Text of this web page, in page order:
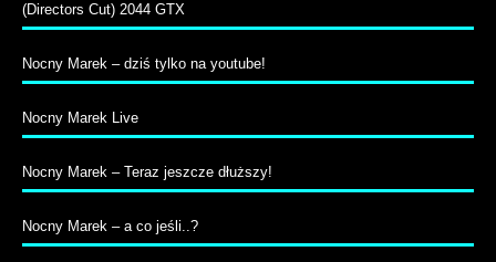
(Directors Cut) 2044 GTX
Nocny Marek – dziś tylko na youtube!
Nocny Marek Live
Nocny Marek – Teraz jeszcze dłuższy!
Nocny Marek – a co jeśli..?